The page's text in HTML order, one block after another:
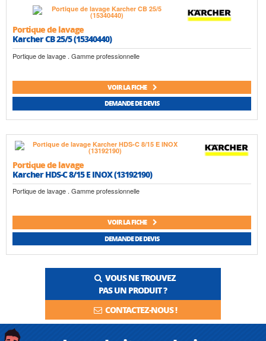
Portique de lavage
Karcher CB 25/5 (15340440)
Portique de lavage . Gamme professionnelle
VOIR LA FICHE
DEMANDE DE DEVIS
Portique de lavage
Karcher HDS-C 8/15 E INOX (13192190)
Portique de lavage . Gamme professionnelle
VOIR LA FICHE
DEMANDE DE DEVIS
VOUS NE TROUVEZ
PAS UN PRODUIT ?
CONTACTEZ-NOUS !